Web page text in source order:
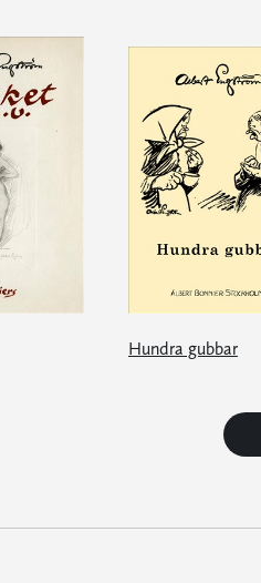
Hundra gubbar